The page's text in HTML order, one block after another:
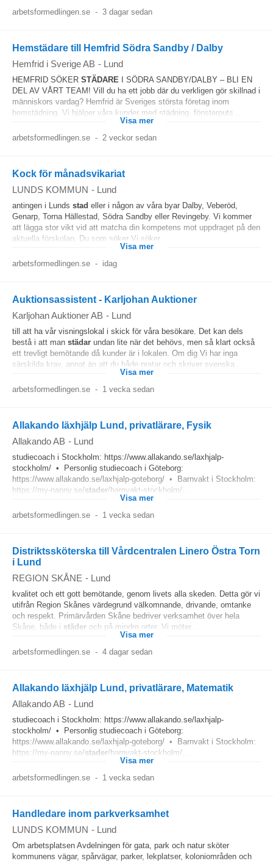
arbetsformedlingen.se - 3 dagar sedan
Hemstädare till Hemfrid Södra Sandby / Dalby
Hemfrid i Sverige AB - Lund
HEMFRID SÖKER STÄDARE I SÖDRA SANDBY/DALBY – BLI EN
DEL AV VÅRT TEAM! Vill du ha ett jobb där du verkligen gör skillnad i
människors vardag? Hemfrid är Sveriges största företag inom
hemstädning. Vi hjälper våra kunder med städning, fönsterputs...
Visa mer
arbetsformedlingen.se - 2 veckor sedan
Kock för månadsvikariat
LUNDS KOMMUN - Lund
antingen i Lunds stad eller i någon av våra byar Dalby, Veberöd,
Genarp, Torna Hällestad, Södra Sandby eller Revingeby. Vi kommer
att lägga stor vikt vid att matcha din kompetens mot uppdraget på den
aktuella förskolan. Du som söker Vi söker...
Visa mer
arbetsformedlingen.se - idag
Auktionsassistent - Karljohan Auktioner
Karljohan Auktioner AB - Lund
till att ha vår visningslokal i skick för våra besökare. Det kan dels
bestå i att man städar undan lite när det behövs, men så klart också
ett trevligt bemötande då kunder är i lokalen. Om dig Vi har inga
särskilda krav, annat än att du både pratar och skriver svenska...
Visa mer
arbetsformedlingen.se - 1 vecka sedan
Allakando läxhjälp Lund, privatlärare, Fysik
Allakando AB - Lund
studiecoach i Stockholm: https://www.allakando.se/laxhjalp-
stockholm/ • Personlig studiecoach i Göteborg:
https://www.allakando.se/laxhjalp-goteborg/ • Barnvakt i Stockholm:
https://my-nanny.se/stader/barnvakt-stockholm/...
Visa mer
arbetsformedlingen.se - 1 vecka sedan
Distriktssköterska till Vårdcentralen Linero Östra Torn
i Lund
REGION SKÅNE - Lund
kvalitet och ett gott bemötande, genom livets alla skeden. Detta gör vi
utifrån Region Skånes värdegrund välkomnande, drivande, omtanke
och respekt. Primärvården Skåne bedriver verksamhet över hela
Skåne, både i städer och på mindre orter. Vi möter...
Visa mer
arbetsformedlingen.se - 4 dagar sedan
Allakando läxhjälp Lund, privatlärare, Matematik
Allakando AB - Lund
studiecoach i Stockholm: https://www.allakando.se/laxhjalp-
stockholm/ • Personlig studiecoach i Göteborg:
https://www.allakando.se/laxhjalp-goteborg/ • Barnvakt i Stockholm:
https://my-nanny.se/stader/barnvakt-stockholm/...
Visa mer
arbetsformedlingen.se - 1 vecka sedan
Handledare inom parkverksamhet
LUNDS KOMMUN - Lund
Om arbetsplatsen Avdelningen för gata, park och natur sköter
kommunens vägar, spårvägar, parker, lekplatser, koloniområden och